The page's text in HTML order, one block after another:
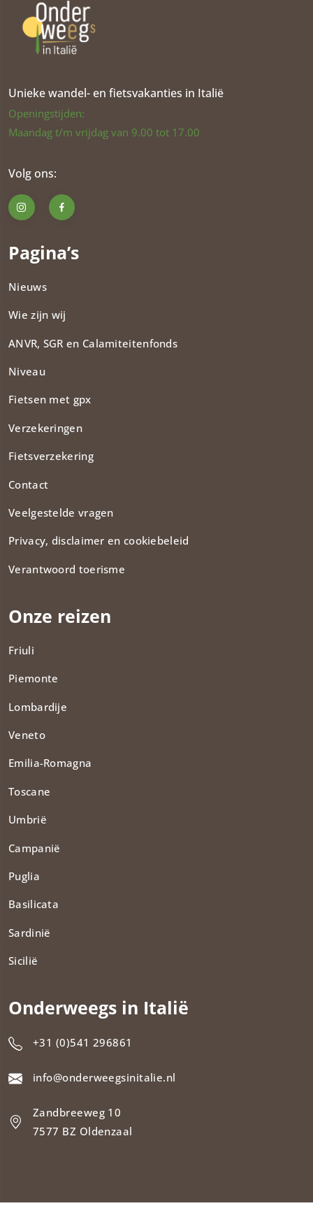
Unieke wandel- en fietsvakanties in Italië
Openingstijden:
Maandag t/m vrijdag van 9.00 tot 17.00
Volg ons:
Pagina’s
Nieuws
Wie zijn wij
ANVR, SGR en Calamiteitenfonds​
Niveau
Fietsen met gpx
Verzekeringen
Fietsverzekering
Contact
Veelgestelde vragen
Privacy, disclaimer en cookiebeleid
Verantwoord toerisme
Onze reizen
Friuli
Piemonte
Lombardije
Veneto
Emilia-Romagna
Toscane
Umbrië
Campanië
Puglia
Basilicata
Sardinië
Sicilië
Onderweegs in Italië
+31 (0)541 296861
info@onderweegsinitalie.nl
Zandbreeweg 10
7577 BZ Oldenzaal